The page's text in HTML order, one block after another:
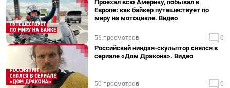
Проехал всю Америку, побывал в
Европе: как байкер путешествует по
миру на мотоцикле. Видео
56 просмотров 0
Российский ниндзя-скульптор снялся в
сериале «Дом Дракона». Видео
50 просмотров 0